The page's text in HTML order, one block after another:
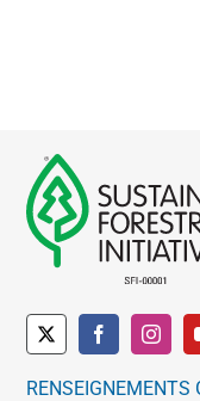
RENSEIGNEMENTS